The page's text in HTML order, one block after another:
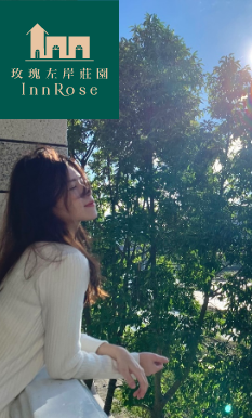
InnRose 左岸餐